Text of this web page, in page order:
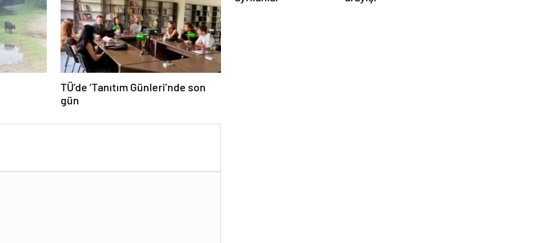
TÜ’de ‘Tanıtım Günleri’nde son
gün